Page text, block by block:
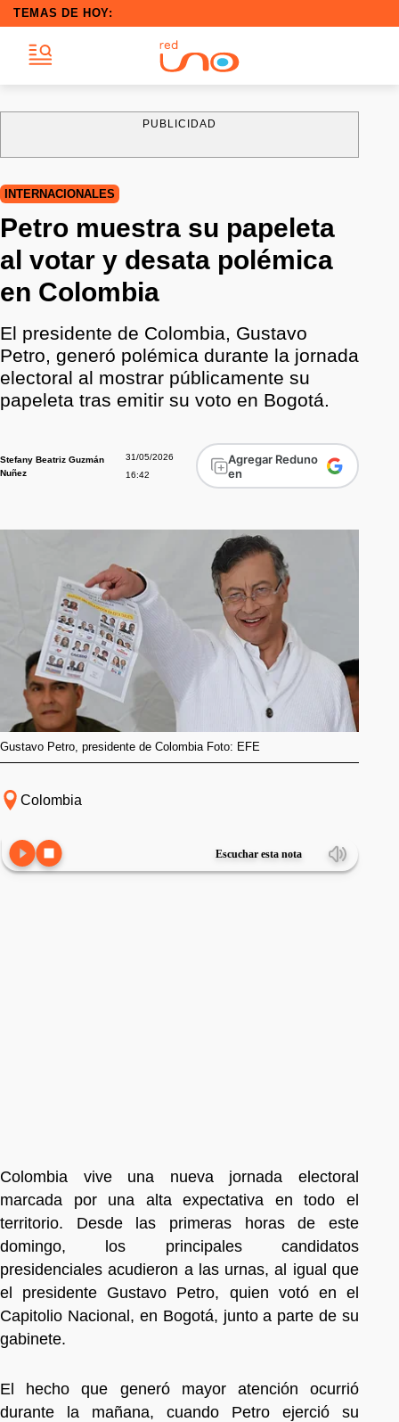
TEMAS DE HOY:
PUBLICIDAD
INTERNACIONALES
Petro muestra su papeleta
al votar y desata polémica
en Colombia
El presidente de Colombia, Gustavo
Petro, generó polémica durante la jornada
electoral al mostrar públicamente su
papeleta tras emitir su voto en Bogotá.
Stefany Beatriz Guzmán
Nuñez
31/05/2026
16:42
Agregar Reduno
en
Gustavo Petro, presidente de Colombia Foto: EFE
Colombia
Escuchar esta nota
Colombia vive una nueva jornada electoral
marcada por una alta expectativa en todo el
territorio. Desde las primeras horas de este
domingo, los principales candidatos
presidenciales acudieron a las urnas, al igual que
el presidente Gustavo Petro, quien votó en el
Capitolio Nacional, en Bogotá, junto a parte de su
gabinete.
El hecho que generó mayor atención ocurrió
durante la mañana, cuando Petro ejerció su